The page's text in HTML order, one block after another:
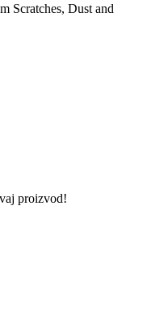
Scratches, Dust and
proizvod!